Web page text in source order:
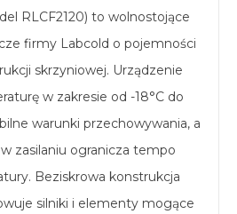
RLCF2120) to wolnostojące
firmy Labcold o pojemności
skrzyniowej. Urządzenie
w zakresie od -18°C do
warunki przechowywania, a
zasilaniu ogranicza tempo
Beziskrowa konstrukcja
silniki i elementy mogące